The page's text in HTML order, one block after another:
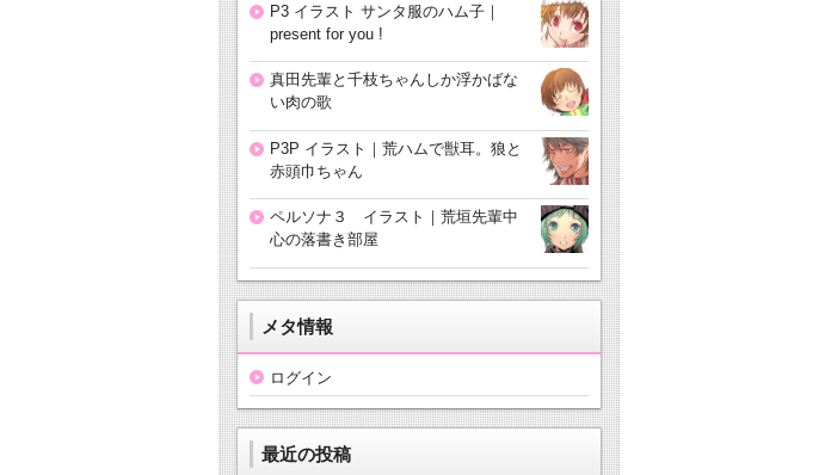
P3 イラスト サンタ服のハム子｜
present for you !
真田先輩と千枝ちゃんしか浮かばな
い肉の歌
P3P イラスト｜荒ハムで獣耳。狼と
赤頭巾ちゃん
ペルソナ３ イラスト｜荒垣先輩中
心の落書き部屋
メタ情報
ログイン
最近の投稿